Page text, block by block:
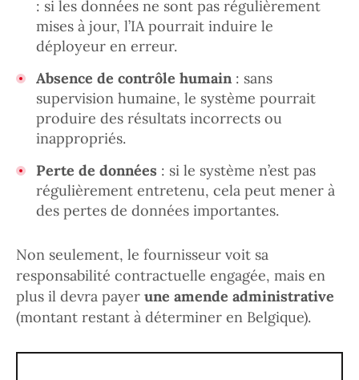
: si les données ne sont pas régulièrement
mises à jour, l’IA pourrait induire le
déployeur en erreur.
Absence de contrôle humain : sans
supervision humaine, le système pourrait
produire des résultats incorrects ou
inappropriés.
Perte de données : si le système n’est pas
régulièrement entretenu, cela peut mener à
des pertes de données importantes.
Non seulement, le fournisseur voit sa
responsabilité contractuelle engagée, mais en
plus il devra payer une amende administrative
(montant restant à déterminer en Belgique).